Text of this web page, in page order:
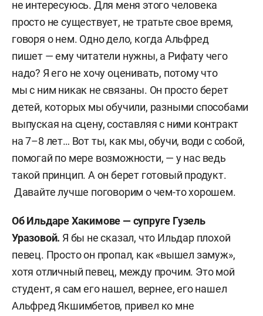
не интересуюсь. Для меня этого человека
просто не существует, не тратьте свое время,
говоря о нем. Одно дело, когда Альфред
пишет — ему читатели нужны, а Рифату чего
надо? Я его не хочу оценивать, потому что
мы с ним никак не связаны. Он просто берет
детей, которых мы обучили, разными способами
выпуская на сцену, составляя с ними контракт
на 7–8 лет… Вот ты, как мы, обучи, води с собой,
помогай по мере возможности, — у нас ведь
такой принцип. А он берет готовый продукт.
Давайте лучше поговорим о чем-то хорошем.
Об Ильдаре Хакимове — супруге Гузель
Уразовой. Я бы не сказал, что Ильдар плохой
певец. Просто он пропал, как «вышел замуж»,
хотя отличный певец, между прочим. Это мой
студент, я сам его нашел, вернее, его нашел
Альфред Якшимбетов, привел ко мне